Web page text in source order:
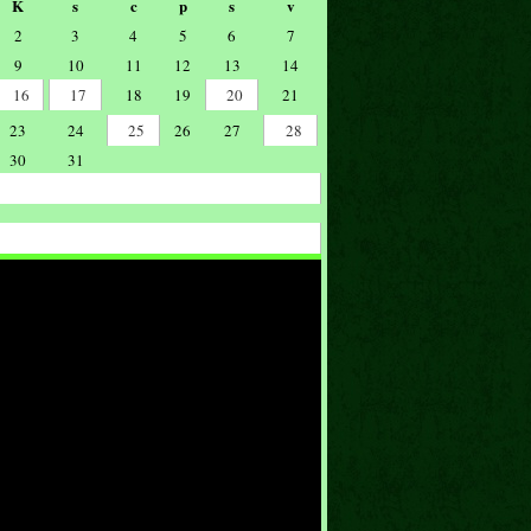
K s c p s v
2 3 4 5 6
7
9 10 11 12 13
14
16 17 18 19 20
21
23 24 25 26 27
28
30
31